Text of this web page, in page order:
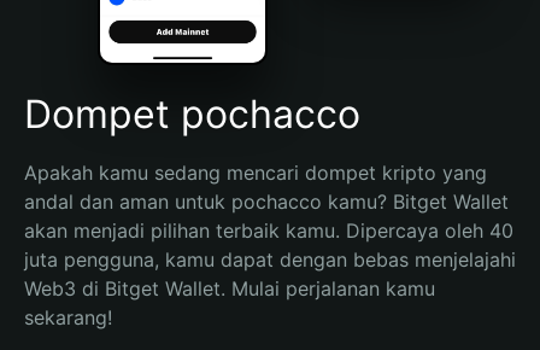
Português (Brasil)
Español (Argentina)
Dompet pochacco
Apakah kamu sedang mencari dompet kripto yang
andal dan aman untuk pochacco kamu? Bitget Wallet
akan menjadi pilihan terbaik kamu. Dipercaya oleh 40
juta pengguna, kamu dapat dengan bebas menjelajahi
Web3 di Bitget Wallet. Mulai perjalanan kamu
sekarang!